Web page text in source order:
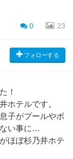
0 23
フォローする
！
ホテルです。
子がプールやボ
い事に…
ほぼ杉乃井ホテ